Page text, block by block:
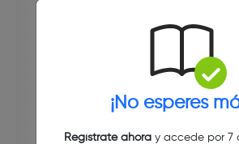
¡No esperes
Regístrate ahoray accede por 7